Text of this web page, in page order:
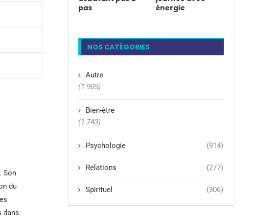
Son
du
dans
pas
énergie
NOS CATÉGORIES
Autre
(1 905)
Bien-être
(1 743)
Psychologie (914)
Relations (277)
Spirituel (306)